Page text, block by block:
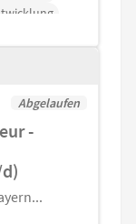
Abgelaufen
-